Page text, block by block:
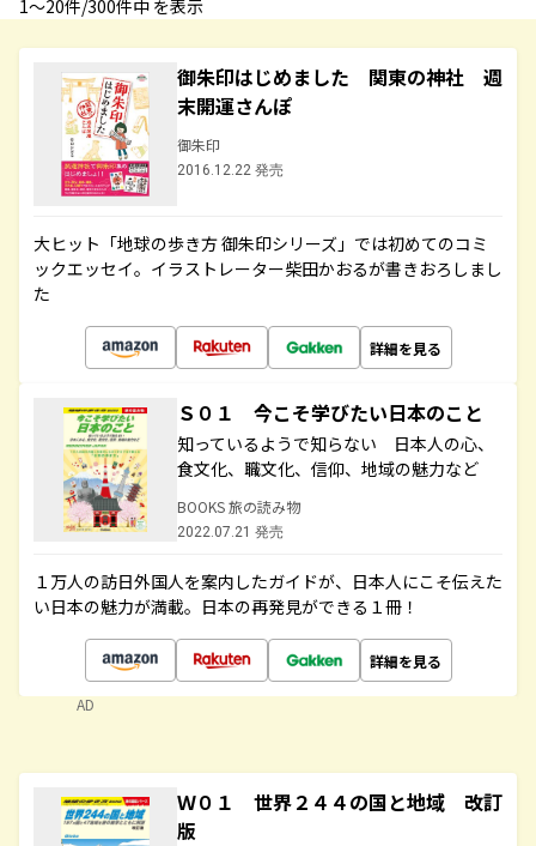
1〜20件/300件中 を表示
御朱印はじめました 関東の神社 週
末開運さんぽ
御朱印
2016.12.22 発売
大ヒット「地球の歩き方 御朱印シリーズ」では初めてのコミ
ックエッセイ。イラストレーター柴田かおるが書きおろしまし
た
詳細を見る
Ｓ０１ 今こそ学びたい日本のこと
知っているようで知らない 日本人の心、
食文化、職文化、信仰、地域の魅力など
BOOKS 旅の読み物
2022.07.21 発売
１万人の訪日外国人を案内したガイドが、日本人にこそ伝えた
い日本の魅力が満載。日本の再発見ができる１冊！
詳細を見る
AD
Ｗ０１ 世界２４４の国と地域 改訂
版